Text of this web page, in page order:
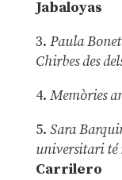
Jabaloyas
3. Paula
Chirbes des
4. Memòries
5. Sara
universitari té
Carrilero